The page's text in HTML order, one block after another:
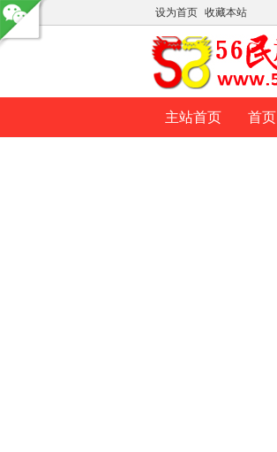
设为首页 收藏本站
主站首页 首页